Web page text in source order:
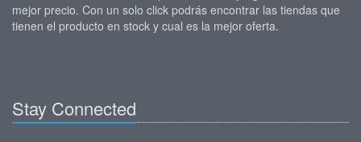
mejor precio. Con un solo click podrás encontrar las tiendas que
tienen el producto en stock y cual es la mejor oferta.
Stay Connected